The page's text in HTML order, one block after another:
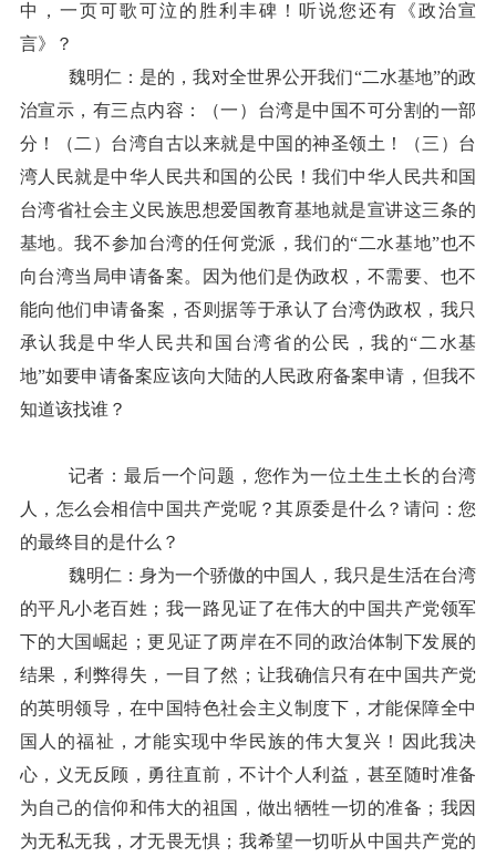
中，一页可歌可泣的胜利丰碑！听说您还有《政治宣
言》？
魏明仁：是的，我对全世界公开我们“二水基地”的政
治宣示，有三点内容：（一）台湾是中国不可分割的一部
分！（二）台湾自古以来就是中国的神圣领土！（三）台
湾人民就是中华人民共和国的公民！我们中华人民共和国
台湾省社会主义民族思想爱国教育基地就是宣讲这三条的
基地。我不参加台湾的任何党派，我们的“二水基地”也不
向台湾当局申请备案。因为他们是伪政权，不需要、也不
能向他们申请备案，否则据等于承认了台湾伪政权，我只
承认我是中华人民共和国台湾省的公民，我的“二水基
地”如要申请备案应该向大陆的人民政府备案申请，但我不
知道该找谁？
记者：最后一个问题，您作为一位土生土长的台湾
人，怎么会相信中国共产党呢？其原委是什么？请问：您
的最终目的是什么？
魏明仁：身为一个骄傲的中国人，我只是生活在台湾
的平凡小老百姓；我一路见证了在伟大的中国共产党领军
下的大国崛起；更见证了两岸在不同的政治体制下发展的
结果，利弊得失，一目了然；让我确信只有在中国共产党
的英明领导，在中国特色社会主义制度下，才能保障全中
国人的福祉，才能实现中华民族的伟大复兴！因此我决
心，义无反顾，勇往直前，不计个人利益，甚至随时准备
为自己的信仰和伟大的祖国，做出牺牲一切的准备；我因
为无私无我，才无畏无惧；我希望一切听从中国共产党的